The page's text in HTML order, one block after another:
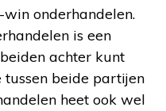
onderhandelen.
is een
achter kunt
beide partijen
heet ook wel